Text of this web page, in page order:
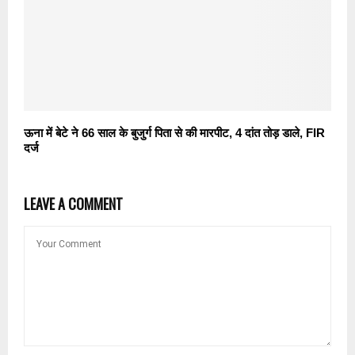
ऊना में बेटे ने 66 साल के बुजुर्ग पिता से की मारपीट, 4 दांत तोड़ डाले, FIR
दर्ज
LEAVE A COMMENT